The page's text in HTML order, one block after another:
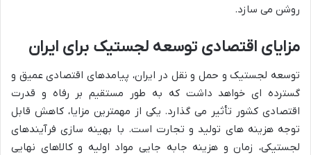
روشن می سازد.
مزایای اقتصادی توسعه لجستیک برای ایران
توسعه لجستیک و حمل و نقل در ایران، پیامدهای اقتصادی عمیق و
گسترده ای خواهد داشت که به طور مستقیم بر رفاه و قدرت
اقتصادی کشور تأثیر می گذارد. یکی از مهمترین مزایا، کاهش قابل
توجه هزینه های تولید و تجارت است. با بهینه سازی فرآیندهای
لجستیکی، زمان و هزینه جابه جایی مواد اولیه و کالاهای نهایی